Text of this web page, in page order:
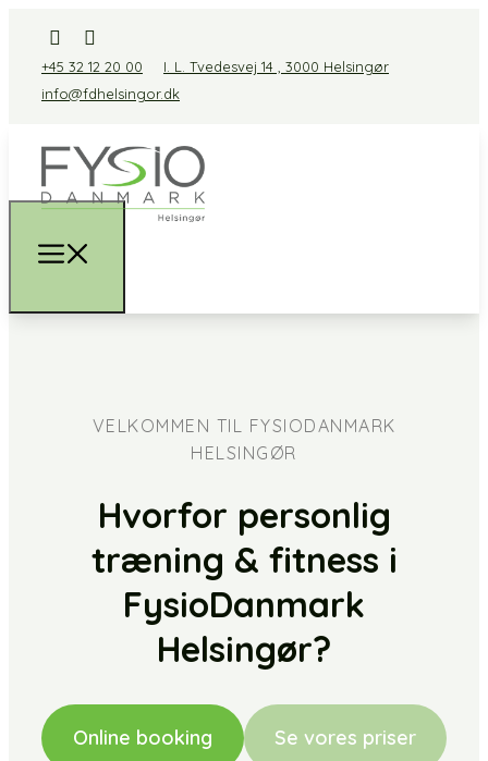
+45 32 12 20 00
I. L. Tvedesvej 14 , 3000 Helsingør
info@fdhelsingor.dk
VELKOMMEN TIL FYSIODANMARK
HELSINGØR
Hvorfor personlig
træning & ​ fitness i
FysioDanmark
Helsingør?
Online booking Se vores priser